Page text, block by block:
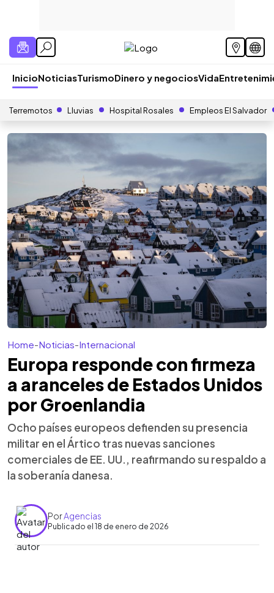
InicioNoticiasTurismoDinero y negociosVida
Terremotos Lluvias Hospital Rosales Empleos El Salvador
Home-Noticias-Internacional
Europa responde con firmeza
a aranceles de Estados Unidos
por Groenlandia
Ocho países europeos defienden su presencia
militar en el Ártico tras nuevas sanciones
comerciales de EE. UU., reafirmando su respaldo a
la soberanía danesa.
PorAgencias
Publicado el 18 de enero de 2026